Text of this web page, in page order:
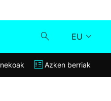
EU
Klisk
Azken berriak